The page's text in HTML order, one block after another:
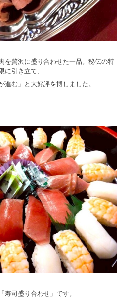
を贅沢に盛り合わせた一品。秘伝の特
に引き立て、
進む」と大好評を博しました。
寿司盛り合わせ」です。